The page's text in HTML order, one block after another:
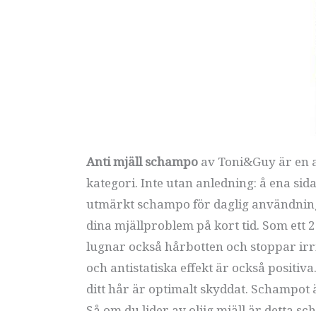
Anti mjäll schampo av Toni&Guy är en
kategori. Inte utan anledning: å ena
utmärkt schampo för daglig
dina mjällproblem på kort tid. Som ett
lugnar också hårbotten och stoppar
och antistatiska effekt är också
ditt hår är optimalt skyddat.